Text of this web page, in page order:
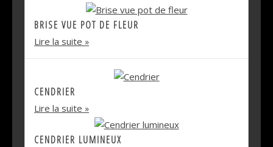
BRISE VUE POT DE FLEUR
Lire la suite
CENDRIER
Lire la suite
CENDRIER LUMINEUX